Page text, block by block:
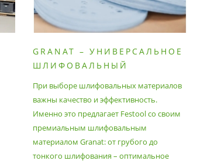
GRANAT – УНИВЕРСАЛЬНОЕ
ШЛИФОВАЛЬНЫЙ
При выборе шлифовальных материалов
важны качество и эффективность.
Именно это предлагает Festool со своим
премиальным шлифовальным
материалом Granat: от грубого до
тонкого шлифования – оптимальное